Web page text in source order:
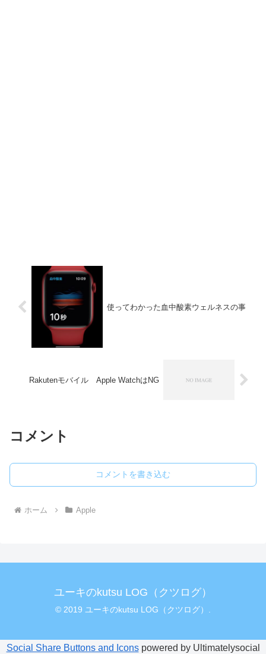
使ってわかった血中酸素ウェルネスの事
Rakutenモバイル Apple WatchはNG
コメント
コメントを書き込む
ホーム Apple
ユーキのkutsu LOG（クツログ）
© 2019 ユーキのkutsu LOG（クツログ）.
Social Share Buttons and Iconspowered by Ultimatelysocial